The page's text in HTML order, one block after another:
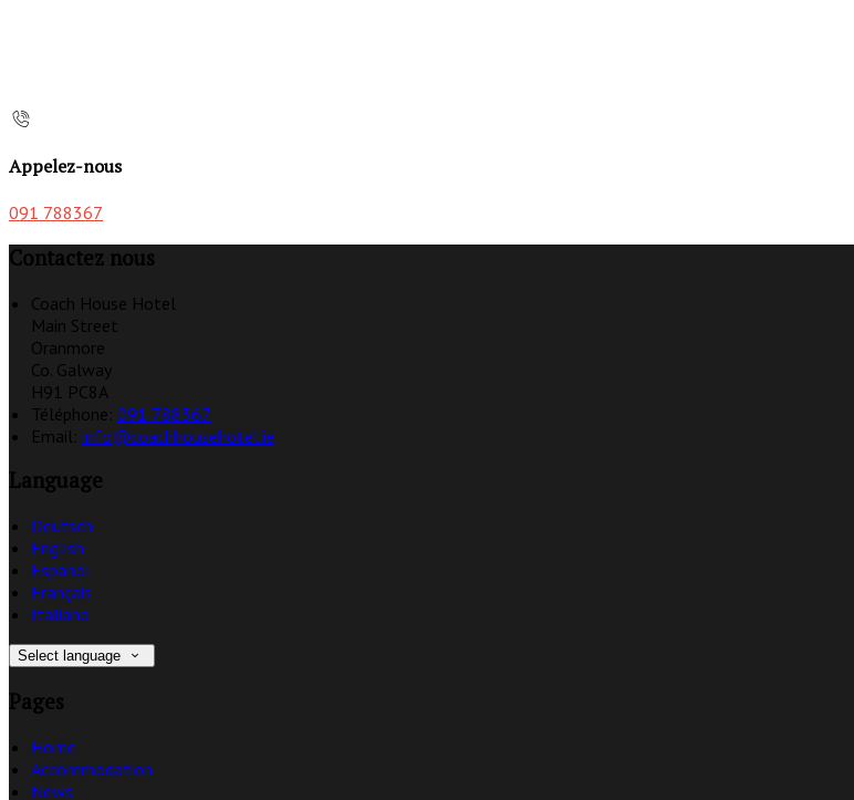
Appelez-nous
091 788367
Contactez nous
Coach House Hotel
Main Street
Oranmore
Co. Galway
H91 PC8A
Téléphone: 091 788367
Email: info@coachhousehotel.ie
Language
Deutsch
English
Español
Français
Italiano
Select language
Pages
Home
Accommodation
News